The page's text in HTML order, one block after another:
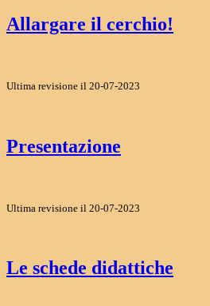
Allargare il cerchio!
Ultima revisione il 20-07-2023
Presentazione
Ultima revisione il 20-07-2023
Le schede didattiche